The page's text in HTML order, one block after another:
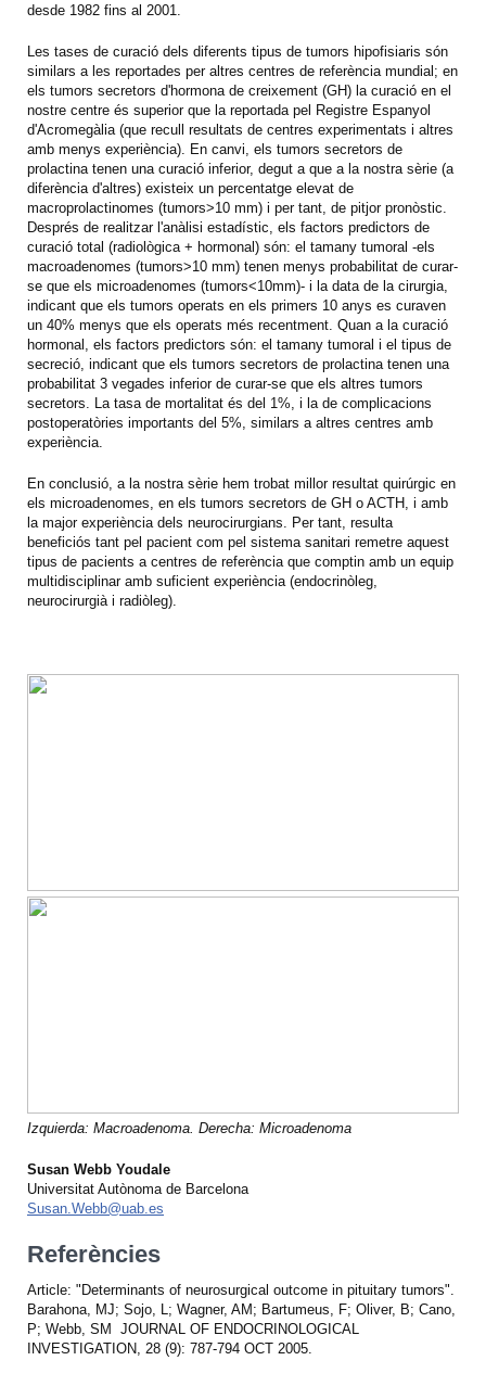
desde 1982 fins al 2001.
Les tases de curació dels diferents tipus de tumors hipofisiaris són
similars a les reportades per altres centres de referència mundial; en
els tumors secretors d'hormona de creixement (GH) la curació en el
nostre centre és superior que la reportada pel Registre Espanyol
d'Acromegàlia (que recull resultats de centres experimentats i altres
amb menys experiència). En canvi, els tumors secretors de
prolactina tenen una curació inferior, degut a que a la nostra sèrie (a
diferència d'altres) existeix un percentatge elevat de
macroprolactinomes (tumors>10 mm) i per tant, de pitjor pronòstic.
Després de realitzar l'anàlisi estadístic, els factors predictors de
curació total (radiològica + hormonal) són: el tamany tumoral -els
macroadenomes (tumors>10 mm) tenen menys probabilitat de curar-
se que els microadenomes (tumors<10mm)- i la data de la cirurgia,
indicant que els tumors operats en els primers 10 anys es curaven
un 40% menys que els operats més recentment. Quan a la curació
hormonal, els factors predictors són: el tamany tumoral i el tipus de
secreció, indicant que els tumors secretors de prolactina tenen una
probabilitat 3 vegades inferior de curar-se que els altres tumors
secretors. La tasa de mortalitat és del 1%, i la de complicacions
postoperatòries importants del 5%, similars a altres centres amb
experiència.
En conclusió, a la nostra sèrie hem trobat millor resultat quirúrgic en
els microadenomes, en els tumors secretors de GH o ACTH, i amb
la major experiència dels neurocirurgians. Per tant, resulta
beneficiós tant pel pacient com pel sistema sanitari remetre aquest
tipus de pacients a centres de referència que comptin amb un equip
multidisciplinar amb suficient experiència (endocrinòleg,
neurocirurgià i radiòleg).
Izquierda: Macroadenoma. Derecha: Microadenoma
Susan Webb Youdale
Universitat Autònoma de Barcelona
Susan.Webb@uab.es
Referències
Article: "Determinants of neurosurgical outcome in pituitary tumors".
Barahona, MJ; Sojo, L; Wagner, AM; Bartumeus, F; Oliver, B; Cano,
P; Webb, SM JOURNAL OF ENDOCRINOLOGICAL
INVESTIGATION, 28 (9): 787-794 OCT 2005.